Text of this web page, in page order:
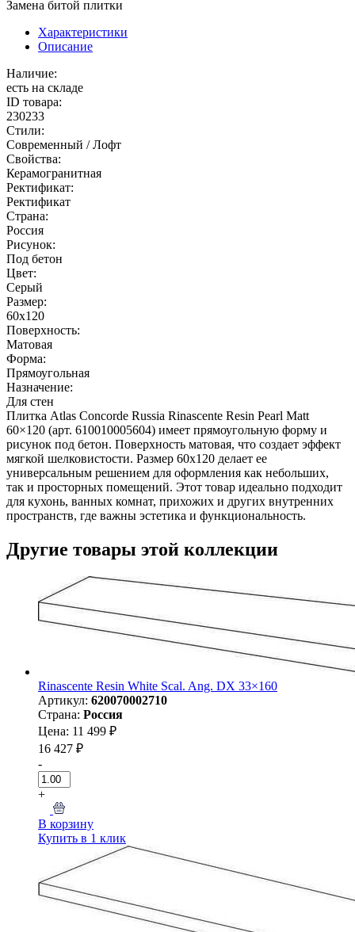
Замена битой плитки
Характеристики
Описание
Наличие:
есть на складе
ID товара:
230233
Стили:
Современный / Лофт
Свойства:
Керамогранитная
Ректификат:
Ректификат
Страна:
Россия
Рисунок:
Под бетон
Цвет:
Серый
Размер:
60x120
Поверхность:
Матовая
Форма:
Прямоугольная
Назначение:
Для стен
Плитка Atlas Concorde Russia Rinascente Resin Pearl Matt
60×120 (арт. 610010005604) имеет прямоугольную форму и
рисунок под бетон. Поверхность матовая, что создает эффект
мягкой шелковистости. Размер 60x120 делает ее
универсальным решением для оформления как небольших,
так и просторных помещений. Этот товар идеально подходит
для кухонь, ванных комнат, прихожих и других внутренних
пространств, где важны эстетика и функциональность.
Другие товары этой коллекции
Rinascente Resin White Scal. Ang. DX 33×160
Артикул: 620070002710
Страна: Россия
Цена: 11 499 ₽
16 427 ₽
-
+
В корзину
Купить в 1 клик